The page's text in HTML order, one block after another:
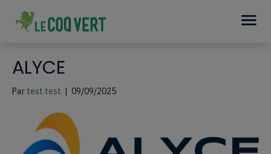
ALYCE
Par test test | 09/09/2025